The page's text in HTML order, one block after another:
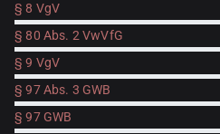
§ 8 VgV
§ 80 Abs. 2 VwVfG
§ 9 VgV
§ 97 Abs. 3 GWB
§ 97 GWB